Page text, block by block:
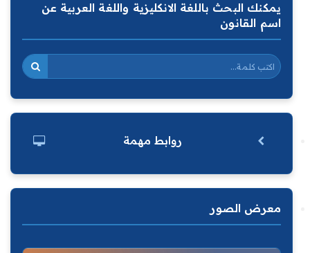
يمكنك البحث باللغة الانكليزية واللغة العربية عن
اسم القانون
روابط مهمة
معرض الصور